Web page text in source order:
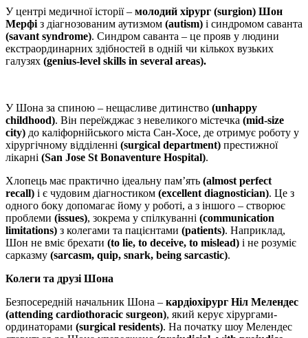
У центрі медичної історії – молодий хірург (surgion) Шон
Мерфі з діагнозованим аутизмом (autism) і синдромом саванта
(savant syndrome). Синдром cаванта – це прояв у людини
екстраординарних здібностей в одній чи кількох вузьких
галузях (genius-level skills in several areas).
У Шона за спиною – нещасливе дитинство (unhappy
childhood). Він переїжджає з невеликого містечка (mid-size
city) до каліфорнійського міста Сан-Хосе, де отримує роботу у
хірургічному відділенні (surgical department) престижної
лікарні (San Jose St Bonaventure Hospital).
Хлопець має практично ідеальну пам’ять (almost perfect
recall) і є чудовим діагностиком (excellent diagnostician). Це з
одного боку допомагає йому у роботі, а з іншого – створює
проблеми (issues), зокрема у спілкуванні (communication
limitations) з колегами та пацієнтами (patients). Наприклад,
Шон не вміє брехати (to lie, to deceive, to mislead) і не розуміє
сарказму (sarcasm, quip, snark, being sarcastic).
Колеги та друзі Шона
Безпосередній начальник Шона – кардіохірург Ніл Мелендес
(attending cardiothoracic surgeon), який керує хірургами-
ординаторами (surgical residents). На початку шоу Мелендес